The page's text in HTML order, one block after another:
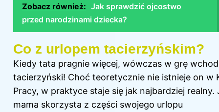
Zobacz również: Jak sprawdzić ojcostwo
przed narodzinami dziecka?
Co z urlopem tacierzyńskim?
Kiedy tata pragnie więcej, wówczas w grę
tacierzyński! Choć teoretycznie nie istnieje on w
Pracy, w praktyce staje się jak najbardziej realny.
mama skorzysta z części swojego urlopu